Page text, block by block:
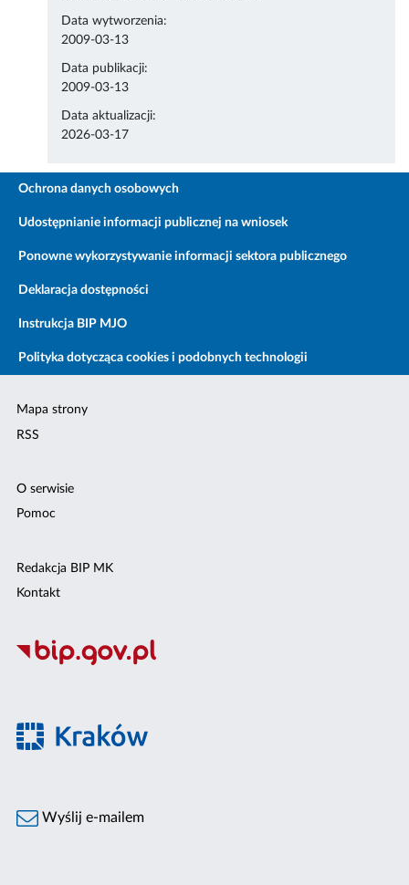
Data wytworzenia:
2009-03-13
Data publikacji:
2009-03-13
Data aktualizacji:
2026-03-17
Ochrona danych osobowych
Udostępnianie informacji publicznej na wniosek
Ponowne wykorzystywanie informacji sektora publicznego
Deklaracja dostępności
Instrukcja BIP MJO
Polityka dotycząca cookies i podobnych technologii
Mapa strony
RSS
O serwisie
Pomoc
Redakcja BIP MK
Kontakt
Wyślij e-mailem